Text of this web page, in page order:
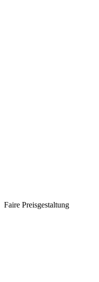
Faire Preisgestaltung